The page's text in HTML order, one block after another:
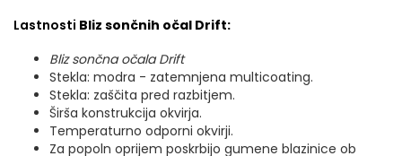
Lastnosti Bliz sončnih očal Drift:
Bliz sončna očala Drift
Stekla: modra - zatemnjena multicoating.
Stekla: zaščita pred razbitjem.
Širša konstrukcija okvirja.
Temperaturno odporni okvirji.
Za popoln oprijem poskrbijo gumene blazinice ob